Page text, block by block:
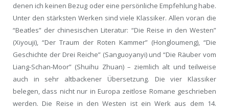
denen ich keinen Bezug oder eine persönliche Empfehlung habe.
Unter den stärksten Werken sind viele Klassiker. Allen voran die
“Beatles” der chinesischen Literatur: “Die Reise in den Westen”
(Xiyouji), “Der Traum der Roten Kammer” (Hongloumeng), “Die
Geschichte der Drei Reiche” (Sanguoyanyi) und “Die Räuber vom
Liang-Schan-Moor” (Shuihu Zhuan) – ziemlich alt und teilweise
auch in sehr altbackener Übersetzung. Die vier Klassiker
belegen, dass nicht nur in Europa zeitlose Romane geschrieben
werden. Die Reise in den Westen ist ein Werk aus dem 14.